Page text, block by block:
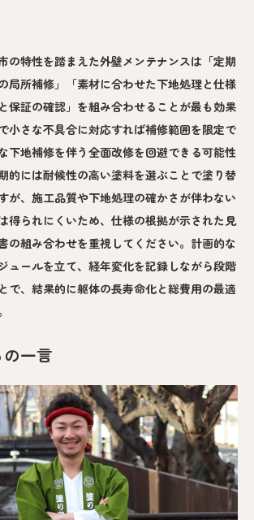
の特性を踏まえた外壁メンテナンスは「定期
局所補修」「素材に合わせた下地処理と仕様
保証の確認」を組み合わせることが最も効果
小さな不具合に対応すれば補修範囲を限定で
下地補修を伴う全面改修を回避できる可能性
的には耐候性の高い塗料を選ぶことで塗り替
が、施工品質や下地処理の確かさが伴わない
得られにくいため、仕様の根拠が示された見
の組み合わせを重視してください。計画的な
ュールを立て、経年変化を記録しながら段階
で、結果的に躯体の長寿命化と総費用の最適
一言